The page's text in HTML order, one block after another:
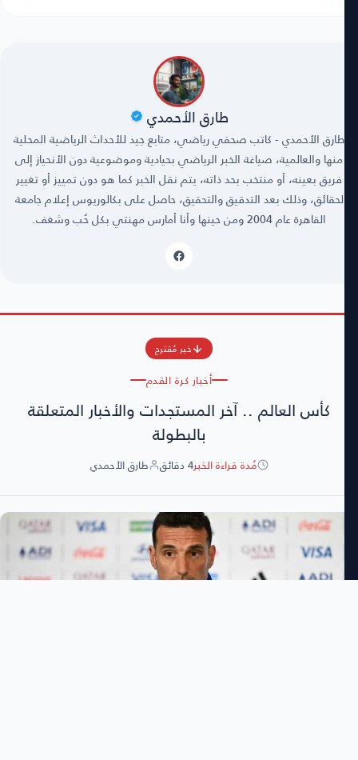
طارق الأحمدي
طارق الأحمدي - كاتب صحفي رياضي، متابع جيد للأحداث الرياضية المحلية
منها والعالمية، صياغة الخبر الرياضي بحيادية وموضوعية دون الأنحياز إلى
فريق بعينه، أو منتخب بحد ذاته، يتم نقل الخبر كما هو دون تمييز أو تغيير
لحقائق، وذلك بعد التدقيق والتحقيق، حاصل على بكالوريوس إعلام جامعة
القاهرة عام 2004 ومن حينها وأنا أمارس مهنتي بكل حُب وشغف.
خبر مُقترح
أخبار كرة القدم
كأس العالم .. آخر المستجدات والأخبار المتعلقة
بالبطولة
مُدة قراءة الخبر4 دقائق طارق الأحمدي